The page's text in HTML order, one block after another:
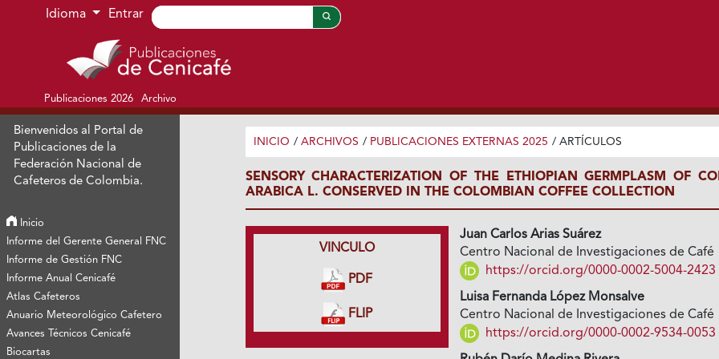
Ir al menú de navegación principal
Ir al contenido principal
Ir al pie de página del sitio
Idioma Entrar
Publicaciones 2026 Archivo
Bienvenidos al Portal de
Publicaciones de la
Federación Nacional de
Cafeteros de Colombia.
Inicio
Informe del Gerente General FNC
Informe de Gestión FNC
Informe Anual Cenicafé
Atlas Cafeteros
Anuario Meteorológico Cafetero
Avances Técnicos Cenicafé
Biocartas
INICIO / ARCHIVOS / PUBLICACIONES EXTERNAS 2025 / ARTÍCULOS
SENSORY CHARACTERIZATION OF THE ETHIOPIAN GERMPLASM OF
ARABICA L. CONSERVED IN THE COLOMBIAN COFFEE COLLECTION
VINCULO
PDF
FLIP
Juan Carlos Arias Suárez
Centro Nacional de Investigaciones de Café
https://orcid.org/0000-0002-5004-2423
Luisa Fernanda López Monsalve
Centro Nacional de Investigaciones de Café
https://orcid.org/0000-0002-9534-0053